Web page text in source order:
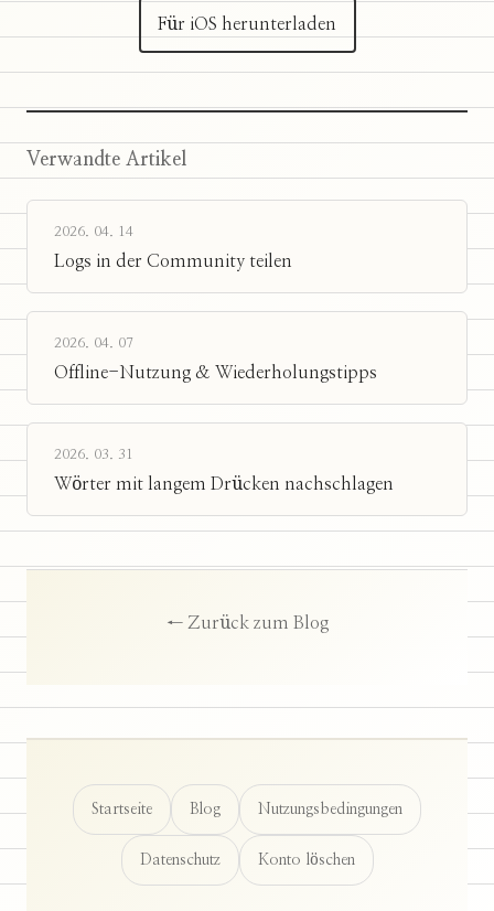
Für iOS herunterladen
Verwandte Artikel
2026. 04. 14
Logs in der Community teilen
2026. 04. 07
Offline-Nutzung & Wiederholungstipps
2026. 03. 31
Wörter mit langem Drücken nachschlagen
← Zurück zum Blog
Startseite Blog Nutzungsbedingungen
Datenschutz Konto löschen